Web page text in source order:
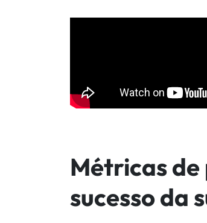
Métricas
sucesso da